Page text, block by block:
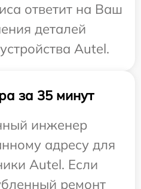
ответит на Ваш
деталей
Autel.
за 35 минут
инженер
адресу для
Autel. Если
ремонт